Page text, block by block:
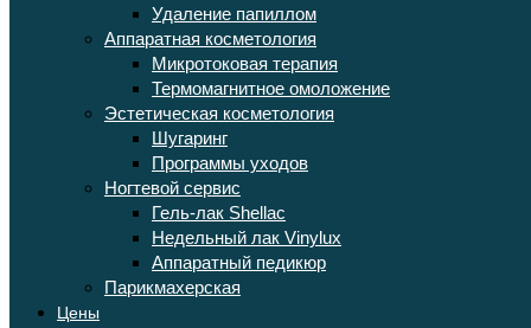
Удаление папиллом
Аппаратная косметология
Микротоковая терапия
Термомагнитное омоложение
Эстетическая косметология
Шугаринг
Программы уходов
Ногтевой сервис
Гель-лак Shellac
Недельный лак Vinylux
Аппаратный педикюр
Парикмахерская
Цены